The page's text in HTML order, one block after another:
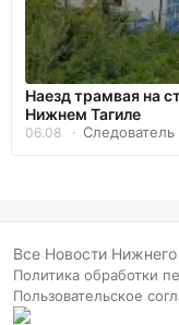
Наезд трамвая на
Нижнем Тагиле
06.08
Все Новости
Политика обработки
Пользовательское